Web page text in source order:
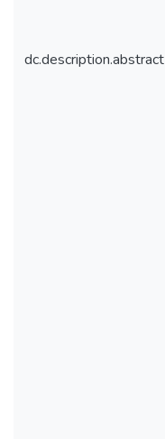
dc.description.abstract